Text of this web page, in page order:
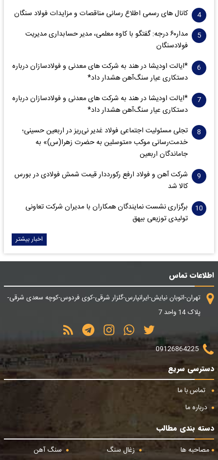
کانال های رسمی اطلاع رسانی مناقصات و مزایدات فولاد سنگان
مدار‌۶٠ درجه: گفتگو با کاوه معلمی، مدیر حسابداری مدیریت
فولادسنگان
*ایالت اودیشا در هند به شرکت های معدنی و فولادسازان درباره
دستکاری عیار سنگ‌آهن هشدار داد*
*ایالت اودیشا در هند به شرکت های معدنی و فولادسازان درباره
دستکاری عیار سنگ‌آهن هشدار داد*
تجلی مسئولیت اجتماعی فولاد غدیر نی‌ریز در اربعین حسینی؛
خدمت‌رسانی موکب «متوسلین به حضرت زهرا(س)» به
جاماندگان اربعین
شرکت آهن و فولاد ارفع رکورددار قیمت شمش فولادی در بورس
کالا شد
برگزاری نشست نمایندگان همکاران با مدیران شرکت تعاونی
تولیدی توزیعی بیهق
اخبار بیشتر
اطلاعات تماس
تهران-اتوبان نیایش-ایرانپارس-گلزار شرقی-کوی فردوس-کوچه سعدی شرقی-
پلاک 14 واحد 7
09126864225
دسترسی سریع
تماس با ما
درباره ما
دسته بندی مطالب
مصاحبه ها
زغال سنگ سنگ آهن